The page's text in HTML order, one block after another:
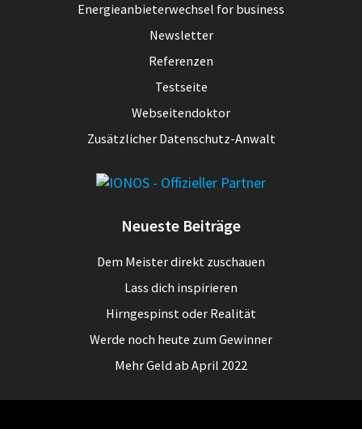
Energieanbieterwechsel for business
Newsletter
Referenzen
Testseite
Webseitendoktor
Zusätzlicher Datenschutz-Anwalt
Neueste Beiträge
Dem Meister direkt zuschauen
Lass dich inspirieren
Hirngespinst oder Realität
Werde noch heute zum Gewinner
Mehr Geld ab April 2022